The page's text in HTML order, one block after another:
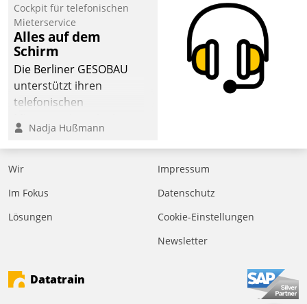
einsehen und ändern
oder
Schadensmeldungen
abgeben – rund um die
Uhr.
Cockpit für telefonischen
Mieterservice
Alles auf dem
Schirm
Die Berliner GESOBAU
unterstützt ihren
telefonischen
digitalen Cockpit, das
situationsbezogen
passende Fragen und
Eine intuitive
Dialogführung ermöglicht
effizienter zu bearbeiten.
Nadja Hußmann
Wir
Im Fokus
Lösungen
Impressum
Datenschutz
Cookie-Einstellungen
Newsletter
Datatrain